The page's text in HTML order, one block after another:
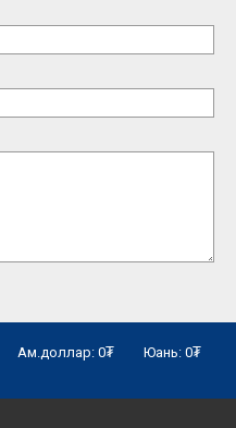
Ам.доллар: 0₮ Юань: 0₮